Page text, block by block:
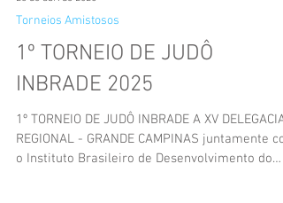
28 de abr. de 2025
Torneios Amistosos
1º TORNEIO DE JUDÔ
INBRADE 2025